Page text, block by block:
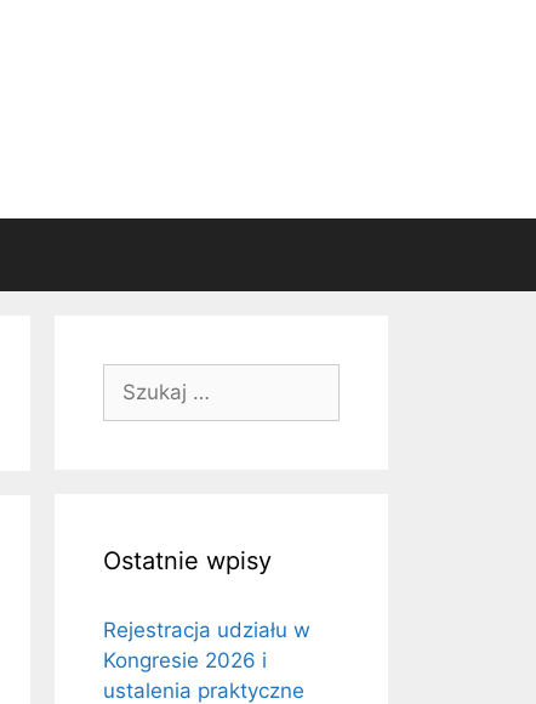
Ostatnie wpisy
Rejestracja udziału w
Kongresie 2026 i
ustalenia praktyczne